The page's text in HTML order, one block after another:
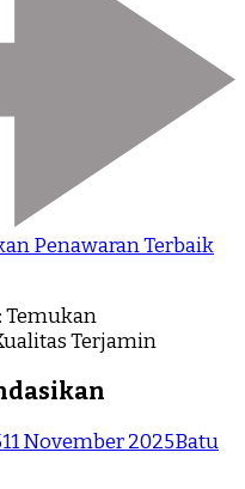
Penawaran Terbaik
11 November 2025Batu